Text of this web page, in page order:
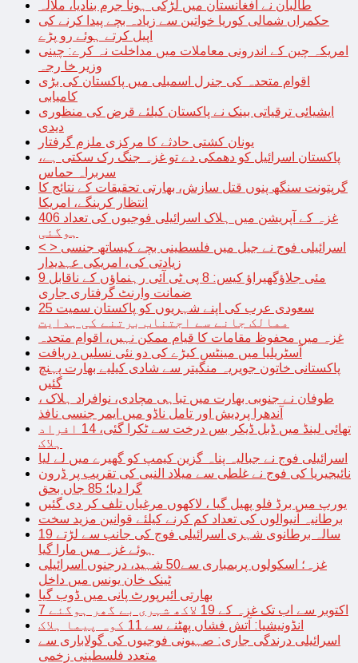
طالبان نے افغانستان میں لڑکی ہونا جرم بنادیا، ملالہ
حکمراں شمالی کوریا خواتین سے زیادہ بچے پیدا کرنے کی
اپیل کرتے ہوئے رو پڑے
امریکہ چین کے اندرونی معاملات میں مداخلت نہ کرے: چینی
وزیر خا رجہ
اقوام متحدہ کی جنرل اسمبلی میں پاکستان کی بڑی
کامیابی
ایشیائی ترقیاتی بینک نے پاکستان کیلئے قرض کی منظوری
دیدی
یونان کشتی حادثے کا مرکزی ملزم گرفتار
پاکستان اسرائیل کو دھمکی دے تو غزہ جنگ رک سکتی ہے،
سربراہ حماس
گرپتونت سنگھ پنوں قتل سازش، بھارتی تحقیقات کے نتائج کا
انتظار کرینگے، امریکا
غزہ کے آپریشن میں ہلاک اسرائیلی فوجیوں کی تعداد 406
ہوگئی
< > اسرائیلی فوج نے جیل میں فلسطینی بچے کیساتھ جنسی
زیادتی کی، امریکی عہدیدار
9 مئی جلاؤگھیراؤ کیس: 8 پی ٹی آئی رہنماؤں کے ناقابل
ضمانت وارنٹ گرفتاری جاری
سعودی عرب کی اپنے شہریوں کو پاکستان سمیت 25
ممالک جانے سے اجتناب برتنے کی ہدایت
غزہ میں محفوظ مقامات کا قیام ممکن نہیں، اقوام متحدہ
آسٹریلیا میں مینٹس کیڑے کی دو نئی نسلیں دریافت
پاکستانی خاتون جویریہ منگیتر سے شادی کیلیے بھارت پہنچ
گئیں
طوفان نے جنوبی بھارت میں تباہی مچادی، نوافراد ہلاک ،
آندھرا پردیش اور تامل ناڈو میں ایمر جنسی نافذ
تھائی لینڈ میں ڈبل ڈیکر بس درخت سے ٹکرا گئی، 14 افراد
ہلاک
اسرائیلی فوج نے جبالیہ پناہ گزین کیمپ کو گھیرے میں لے لیا
نائیجیریا کی فوج نے غلطی سے میلاد النبی کی تقریب پر ڈرون
گرا دیا؛ 85 جاں بحق
یورپ میں برڈ فلو پھیل گیا ، لاکھوں مرغیاں تلف کر دی گئیں
برطانیہ آنیوالوں کی تعداد کم کرنے کیلئے قوانین مزید سخت
19 سالہ برطانوی شہری اسرائیلی فوج کی جانب سے لڑتے
ہوئے غزہ میں مارا گیا
غزہ؛ اسکولوں پربمباری سے50 شہید، درجنوں اسرائیلی
ٹینک خان یونس میں داخل
بھارتی ائیرپورٹ پانی میں ڈوب گیا
7 اکتوبر سے اب تک غزہ کے 19 لاکھ شہری بے گھر ہوگئے
انڈونیشیا: آتش فشاں پھٹنے سے 11 کوہ پیما ہلاک
اسرائیلی درندگی جاری: صہیونی فوجیوں کی گولاباری سے
متعدد فلسطینی زخمی